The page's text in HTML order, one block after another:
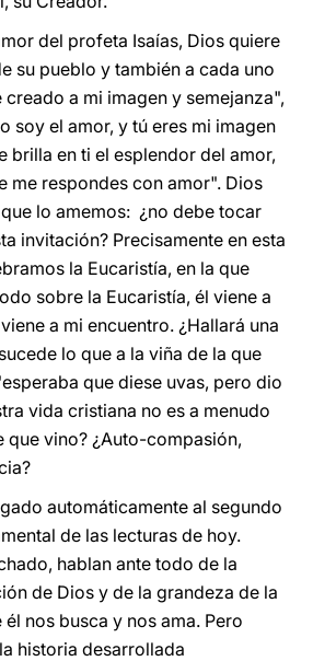
del profeta Isaías, Dios quiere
su pueblo y también a cada uno
a mi imagen y semejanza",
soy el amor, y tú eres mi imagen
brilla en ti el esplendor del amor,
me respondes con amor". Dios
lo amemos: ¿no debe tocar
invitación? Precisamente en esta
la Eucaristía, en la que
sobre la Eucaristía, él viene a
a mi encuentro. ¿Hallará una
lo que a la viña de la que
que diese uvas, pero dio
vida cristiana no es a menudo
que vino? ¿Auto-compasión,
automáticamente al segundo
de las lecturas de hoy.
hablan ante todo de la
de Dios y de la grandeza de la
nos busca y nos ama. Pero
historia desarrollada